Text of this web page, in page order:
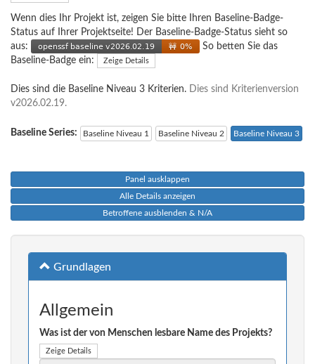
Wenn dies Ihr Projekt ist, zeigen Sie bitte Ihren Baseline-Badge-
Status auf Ihrer Projektseite! Der Baseline-Badge-Status sieht so
aus:
So betten Sie das
Baseline-Badge ein:
Zeige Details
Dies sind die Baseline Niveau 3 Kriterien. Dies sind Kriterienversion
v2026.02.19.
Baseline Series: Baseline Niveau 1 Baseline Niveau 2 Baseline Niveau 3
Panel ausklappen
Alle Details anzeigen
Betroffene ausblenden & N/A
Grundlagen
Allgemein
Was ist der von Menschen lesbare Name des Projekts?
Zeige Details